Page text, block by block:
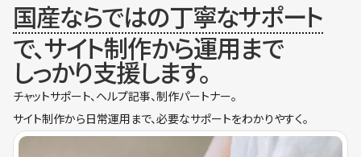
国産ならではの丁寧なサポート
で、サイト制作から運用まで
しっかり支援します。
チャットサポート、ヘルプ記事、制作パートナー。
サイト制作から日常運用まで、必要なサポートをわかりやすく。